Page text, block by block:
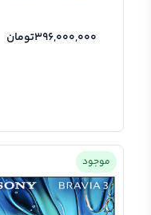
396,000,000تومان
موجود